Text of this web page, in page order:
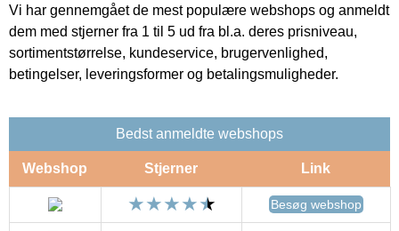
Vi har gennemgået de mest populære webshops og anmeldt
dem med stjerner fra 1 til 5 ud fra bl.a. deres prisniveau,
sortimentstørrelse, kundeservice, brugervenlighed,
betingelser, leveringsformer og betalingsmuligheder.
Bedst anmeldte webshops
Webshop Stjerner Link
Besøg webshop